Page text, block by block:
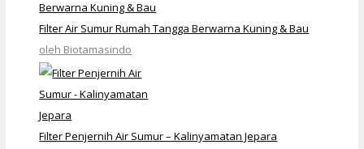
Filter Air Sumur Rumah Tangga Berwarna Kuning & Bau
oleh Biotamasindo
Filter Penjernih Air Sumur – Kalinyamatan Jepara